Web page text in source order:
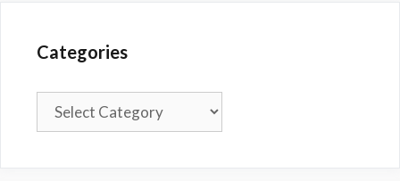
Categories
Categories